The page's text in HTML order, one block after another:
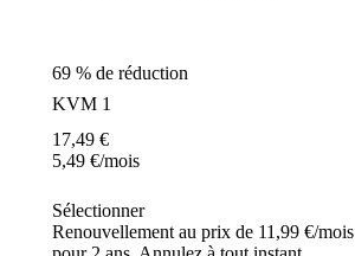
69 % de réduction
KVM 1
17,49 €
5,49 €/mois
Sélectionner
Renouvellement au prix de 11,99 €/mois